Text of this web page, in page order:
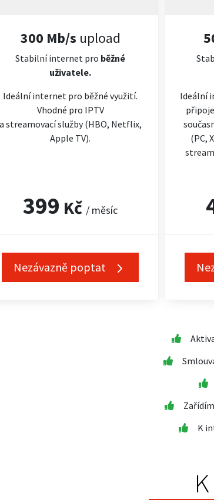
300 Mb/s upload
Stabilní internet pro běžné
uživatele.
Ideální internet pro běžné využití.
Vhodné pro IPTV
a streamovací služby (HBO, Netflix,
Apple TV).
399 Kč / měsíc
Nezávazně poptat
Ideální
(PC,
K